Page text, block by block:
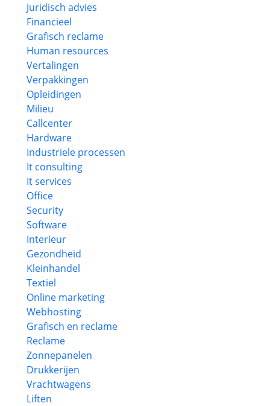
Juridisch advies
Financieel
Grafisch reclame
Human resources
Vertalingen
Verpakkingen
Opleidingen
Milieu
Callcenter
Hardware
Industriele processen
It consulting
It services
Office
Security
Software
Interieur
Gezondheid
Kleinhandel
Textiel
Online marketing
Webhosting
Grafisch en reclame
Reclame
Zonnepanelen
Drukkerijen
Vrachtwagens
Liften